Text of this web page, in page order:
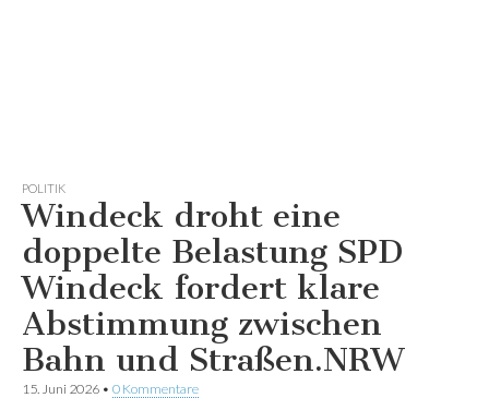
POLITIK
Windeck droht eine
doppelte Belastung SPD
Windeck fordert klare
Abstimmung zwischen
Bahn und Straßen.NRW
15. Juni 2026 • 0 Kommentare